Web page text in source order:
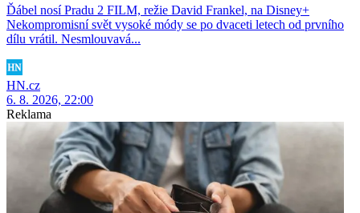
Ďábel nosí Pradu 2 FILM, režie David Frankel, na Disney+
Nekompromisní svět vysoké módy se po dvaceti letech od prvního
dílu vrátil. Nesmlouvavá...
HN.cz
6. 8. 2026, 22:00
Reklama